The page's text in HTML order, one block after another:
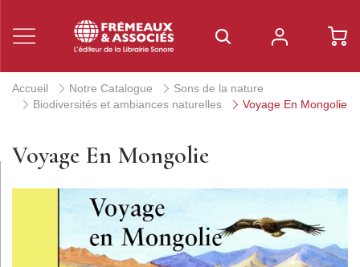
Accueil Notre Catalogue
Sons de la nature
Biodiversités et ambiances naturelles
Voyage En Mongolie
Voyage En Mongolie